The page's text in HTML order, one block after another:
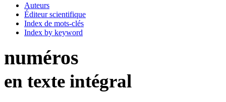
Auteurs
Éditeur scientifique
Index de mots-clés
Index by keyword
numéros
en texte intégral